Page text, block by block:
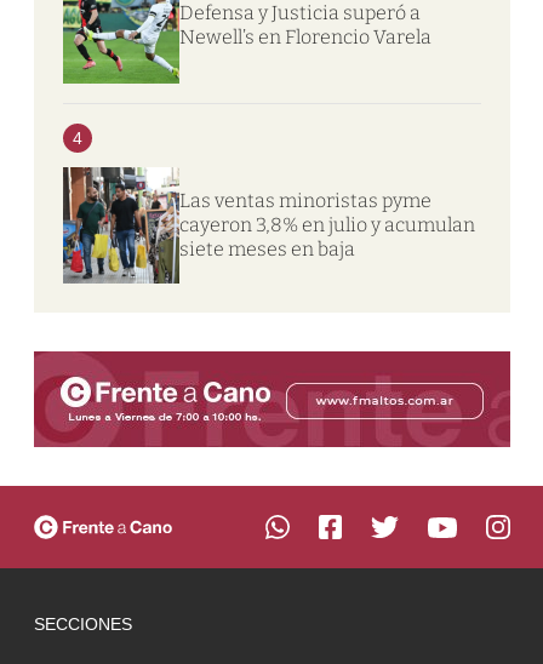
Defensa y Justicia superó a
Newell’s en Florencio Varela
4
Las ventas minoristas pyme
cayeron 3,8% en julio y acumulan
siete meses en baja
SECCIONES